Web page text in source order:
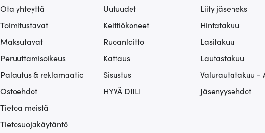
Ota yhteyttä
Toimitustavat
Maksutavat
Peruuttamisoikeus
Palautus & reklamaatio
Ostoehdot
Tietoa meistä
Tietosuojakäytäntö
Uutuudet
Keittiökoneet
Ruoanlaitto
Kattaus
Sisustus
HYVÄ DIILI
Liity jäseneksi
Hintatakuu
Lasitakuu
Lautastakuu
Valurautatakuu -
Jäsenyysehdot